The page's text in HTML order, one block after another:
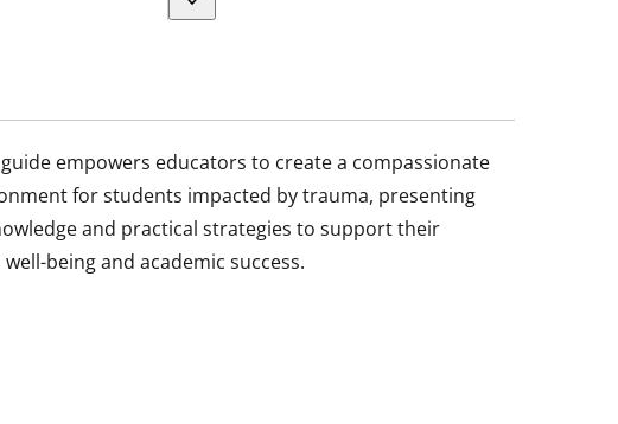
empowers educators to create a compassionate
for students impacted by trauma, presenting
and practical strategies to support their
being and academic success.